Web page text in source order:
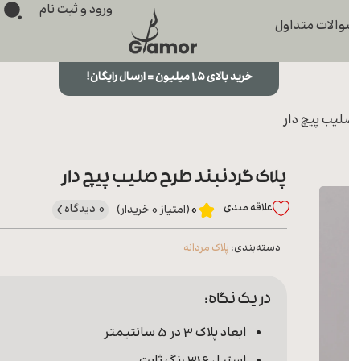
متداول
ورود و ثبت نام
خرید بالای ۱,۵ میلیون = ارسال رایگان!
پیچ دار
پلاک گردنبند طرح صلیب پیچ دار
علاقه‌ مندی 0(امتیاز 0 خریدار) 0 دیدگاه
دسته‌بندی: پلاک مردانه
در یک نگاه:
ابعاد پلاک 3 در 5 سانتیمتر